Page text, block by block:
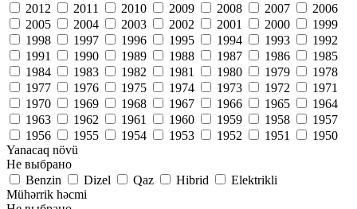
2012
2011 2010 2009 2008 2007
2006
2005
2004 2003 2002 2001 2000
1999
1998
1997 1996 1995 1994 1993
1992
1991
1990 1989 1988 1987 1986
1985
1984
1983 1982 1981 1980 1979
1978
1977
1976 1975 1974 1973 1972
1971
1970
1969 1968 1967 1966 1965
1964
1963
1962 1961 1960 1959 1958
1957
1956
1955 1954 1953 1952 1951
1950
Yanacaq növü
Не выбрано
Benzin
Dizel Qaz Hibrid
Elektrikli
Mühərrik həcmi